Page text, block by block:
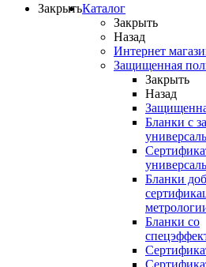
ЗакрытьКаталог
Закрыть
Назад
Интернет
Защищенная
Закрыть
Назад
Бланки с
Бланки
Бланки со